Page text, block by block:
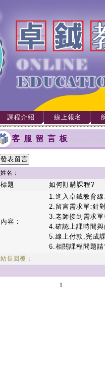
課程介紹 線上報名
客服留言板
姓名：
標題 如何訂購課程?
內容：
1.進入卓鉞教育
2.留言需求單:針
3.老師接到需求
4.確認上課時間
5.線上付款,完成
6.相關課程問題
站長回覆：
1